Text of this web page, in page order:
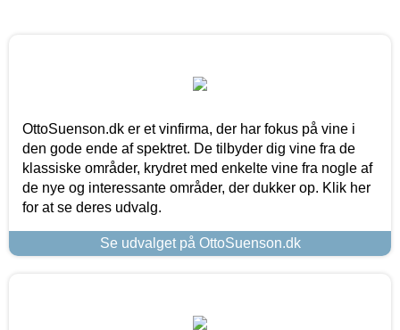
OttoSuenson.dk er et vinfirma, der har fokus på vine i
den gode ende af spektret. De tilbyder dig vine fra de
klassiske områder, krydret med enkelte vine fra nogle af
de nye og interessante områder, der dukker op. Klik her
for at se deres udvalg.
Se udvalget på OttoSuenson.dk